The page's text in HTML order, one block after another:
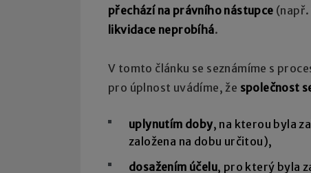
přechází na právního nástupce
likvidace neprobíhá.
V tomto článku se seznámíme s
pro úplnost uvádíme, že společnost
uplynutím doby, na kterou byla
založena na dobu určitou),
dosažením účelu, pro který byla